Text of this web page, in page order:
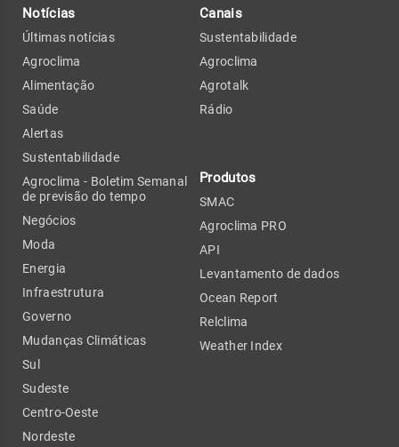
Notícias
Últimas notícias
Agroclima
Alimentação
Saúde
Alertas
Sustentabilidade
Agroclima - Boletim Semanal
de previsão do tempo
Negócios
Moda
Energia
Infraestrutura
Governo
Mudanças Climáticas
Sul
Sudeste
Centro-Oeste
Nordeste
Canais
Sustentabilidade
Agroclima
Agrotalk
Rádio
Produtos
SMAC
Agroclima PRO
API
Levantamento de dados
Ocean Report
Relclima
Weather Index